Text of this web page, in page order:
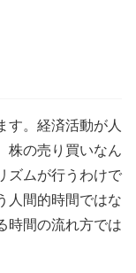
。経済活動が人
株の売り買いなん
ズムが行うわけで
人間的時間ではな
時間の流れ方では